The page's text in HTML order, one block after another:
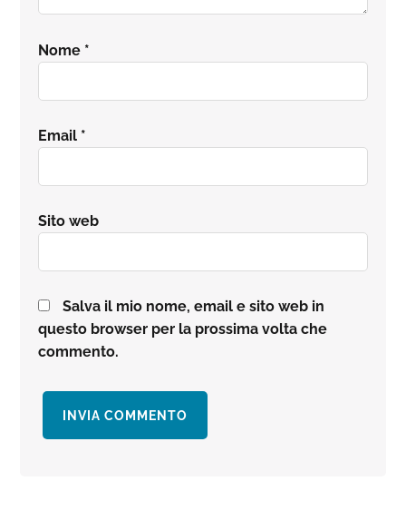
Nome *
Email *
Sito web
Salva il mio nome, email e sito web in
questo browser per la prossima volta che
commento.